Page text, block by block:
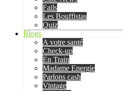
Fails
Les Bouffistas
Quiz
Blogs
A votre santé
Check-up
En Train
Madame Energie
Parlons cash
Vintage